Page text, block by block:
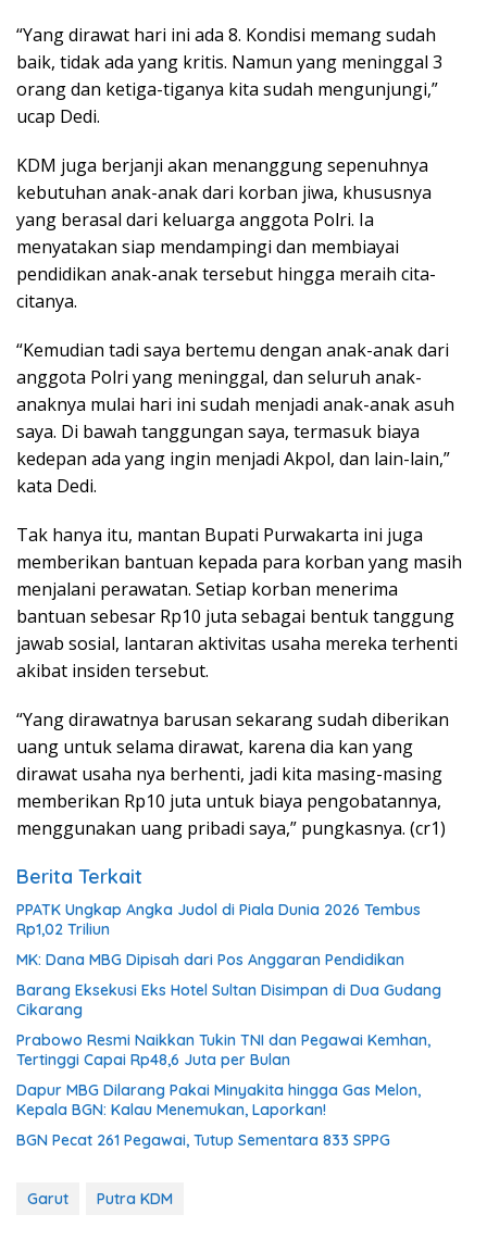
“Yang dirawat hari ini ada 8. Kondisi memang sudah
baik, tidak ada yang kritis. Namun yang meninggal 3
orang dan ketiga-tiganya kita sudah mengunjungi,”
ucap Dedi.
KDM juga berjanji akan menanggung sepenuhnya
kebutuhan anak-anak dari korban jiwa, khususnya
yang berasal dari keluarga anggota Polri. Ia
menyatakan siap mendampingi dan membiayai
pendidikan anak-anak tersebut hingga meraih cita-
citanya.
“Kemudian tadi saya bertemu dengan anak-anak dari
anggota Polri yang meninggal, dan seluruh anak-
anaknya mulai hari ini sudah menjadi anak-anak asuh
saya. Di bawah tanggungan saya, termasuk biaya
kedepan ada yang ingin menjadi Akpol, dan lain-lain,”
kata Dedi.
Tak hanya itu, mantan Bupati Purwakarta ini juga
memberikan bantuan kepada para korban yang masih
menjalani perawatan. Setiap korban menerima
bantuan sebesar Rp10 juta sebagai bentuk tanggung
jawab sosial, lantaran aktivitas usaha mereka terhenti
akibat insiden tersebut.
“Yang dirawatnya barusan sekarang sudah diberikan
uang untuk selama dirawat, karena dia kan yang
dirawat usaha nya berhenti, jadi kita masing-masing
memberikan Rp10 juta untuk biaya pengobatannya,
menggunakan uang pribadi saya,” pungkasnya. (cr1)
Berita Terkait
PPATK Ungkap Angka Judol di Piala Dunia 2026 Tembus
Rp1,02 Triliun
MK: Dana MBG Dipisah dari Pos Anggaran Pendidikan
Barang Eksekusi Eks Hotel Sultan Disimpan di Dua Gudang
Cikarang
Prabowo Resmi Naikkan Tukin TNI dan Pegawai Kemhan,
Tertinggi Capai Rp48,6 Juta per Bulan
Dapur MBG Dilarang Pakai Minyakita hingga Gas Melon,
Kepala BGN: Kalau Menemukan, Laporkan!
BGN Pecat 261 Pegawai, Tutup Sementara 833 SPPG
Garut Putra KDM